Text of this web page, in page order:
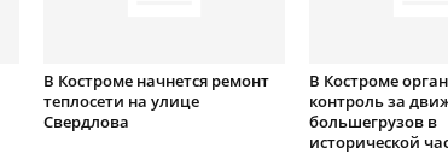
В Костроме начнется ремонт
теплосети на улице
Свердлова
В Костроме
контроль за
большегрузов в
исторической